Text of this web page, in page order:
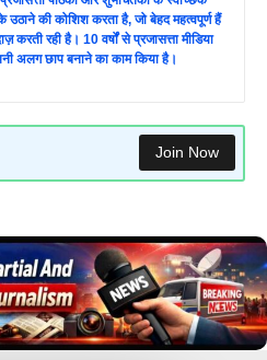
उठाने की कोशिश करता है, जो बेहद महत्वपूर्ण हैं
करती रही है। 10 वर्षों से प्रजासत्ता मीडिया
अलग छाप बनाने का काम किया है।
Join Now